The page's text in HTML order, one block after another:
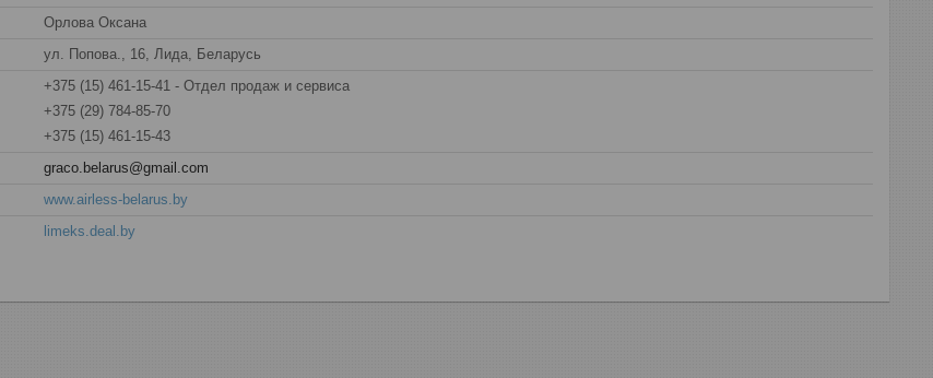
Орлова Оксана
ул. Попова., 16, Лида, Беларусь
+375 (15) 461-15-41
Отдел продаж и сервиса
+375 (29) 784-85-70
+375 (15) 461-15-43
graco.belarus@gmail.com
www.airless-belarus.by
limeks.deal.by